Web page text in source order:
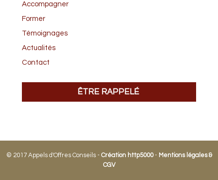
Accompagner
Former
Témoignages
Actualités
Contact
ÊTRE RAPPELÉ
© 2017 Appels d'Offres Conseils - Création http5000- Mentions légales &
CGV